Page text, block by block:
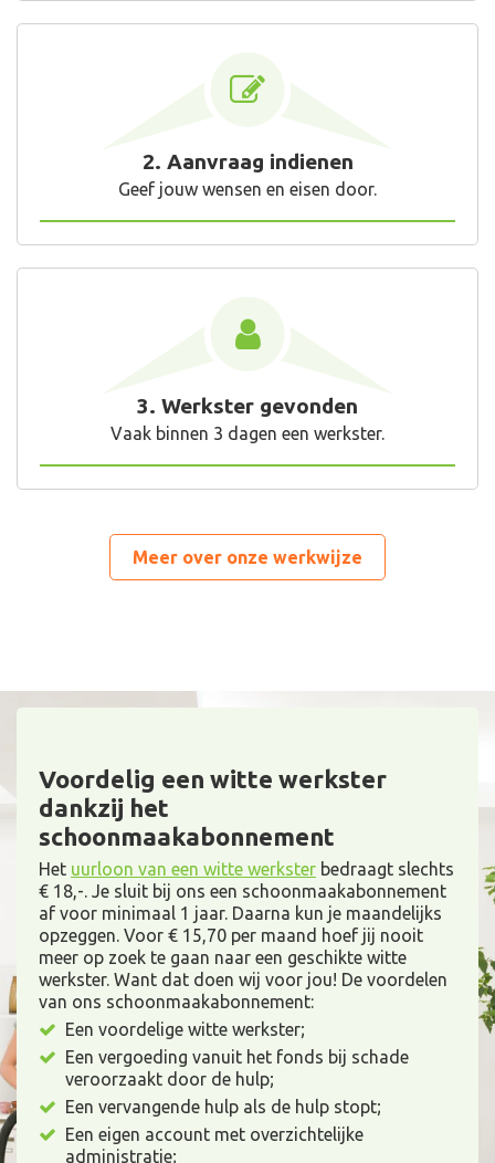
2. Aanvraag indienen
Geef jouw wensen en eisen door.
3. Werkster gevonden
Vaak binnen 3 dagen een werkster.
Meer over onze werkwijze
Voordelig een witte werkster
dankzij het
schoonmaakabonnement
Het uurloon van een witte werkster bedraagt slechts
€ 18,-. Je sluit bij ons een schoonmaakabonnement
af voor minimaal 1 jaar. Daarna kun je maandelijks
opzeggen. Voor € 15,70 per maand hoef jij nooit
meer op zoek te gaan naar een geschikte witte
werkster. Want dat doen wij voor jou! De voordelen
van ons schoonmaakabonnement:
Een voordelige witte werkster;
Een vergoeding vanuit het fonds bij schade
veroorzaakt door de hulp;
Een vervangende hulp als de hulp stopt;
Een eigen account met overzichtelijke
administratie;